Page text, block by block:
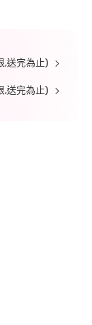
,送完為止)
,送完為止)